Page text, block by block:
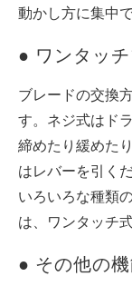
動かし方に集中で
● ワンタッ
ブレードの交換
す。ネジ式はド
締めたり緩めた
はレバーを引く
いろいろな種類
は、ワンタッチ
● その他の